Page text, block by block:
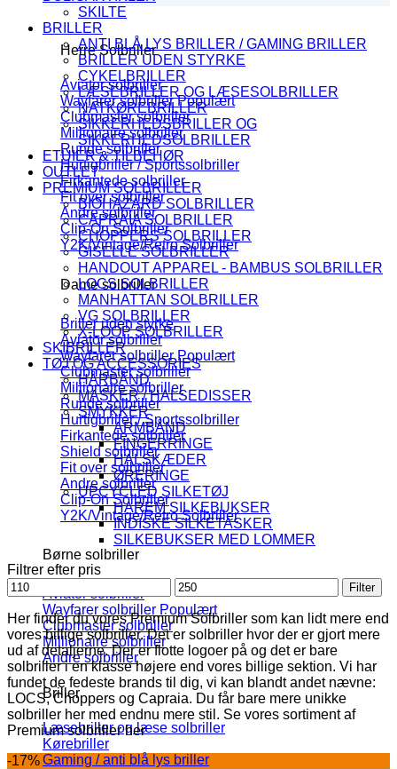
Herre Solbriller
Aviator solbriller
Wayfarer solbriller
Clubmaster solbriller
Millionaire solbriller
Runde solbriller
Hurtigbriller / Sportssolbriller
Firkantede solbriller
Fit over solbriller
Andre solbriller
Clip-On Solbriller
Y2K/Vintage/Retro Solbriller
Dame solbriller
Briller uden styrke
Aviator solbriller
Wayfarer solbriller
Clubmaster solbriller
Millionaire solbriller
Runde solbriller
Hurtigbriller / Sportssolbriller
Firkantede solbriller
Shield solbriller
Fit over solbriller
Andre solbriller
Clip-On Solbriller
Y2K/Vintage/Retro Solbriller
Børne solbriller
Aviator solbriller
Wayfarer solbriller
Clubmaster solbriller
Millionaire solbriller
Andre solbriller
Briller
Læsebriller og læse solbriller
Kørebriller
Gaming / anti blå lys briller
SKILTE
BRILLER
ANTI BLÅ LYS BRILLER / GAMING BRILLER
BRILLER UDEN STYRKE
CYKELBRILLER
LÆSEBRILLER OG LÆSESOLBRILLER
NATKØREBRILLER
SIKKERHEDSBRILLER OG
SIKKERHEDSOLBRILLER
ETUIER & TILBEHØR
OUTLET
PREMIUM SOLBRILLER
BIOHAZARD SOLBRILLER
CAPRAIA SOLBRILLER
CHOPPERS SOLBRILLER
GISELLE SOLBRILLER
HANDOUT APPAREL - BAMBUS SOLBRILLER
LOCS SOLBRILLER
MANHATTAN SOLBRILLER
VG SOLBRILLER
X-LOOP SOLBRILLER
SKIBRILLER
TØJ OG ACCESSORIES
HÅRBÅND
MASKER / HALSEDISSER
SMYKKER
ARMBÅND
FINGERRINGE
HALSKÆDER
ØRERINGE
UPCYCLED SILKETØJ
HAREM SILKEBUKSER
INDISKE SILKETASKER
SILKEBUKSER MED LOMMER
Filtrer efter pris
Mindste
pris
Højeste
pris
Filter
Her finder du vores Premium Solbriller som kan lidt mere end
vores billige solbriller. Det er solbriller hvor der er gjort mere
ud af detaljerne. Der er flotte logoer på og det er bare
solbriller i en klasse højere end vores billige sektion. Vi har
fundet de fedeste brands til dig, vi kan blandt andet nævne:
LOCS, Choppers og Capraia. Du får bare mere unikke
solbriller her med endnu mere stil. Se vores sortiment af
Premium solbriller her
-17%